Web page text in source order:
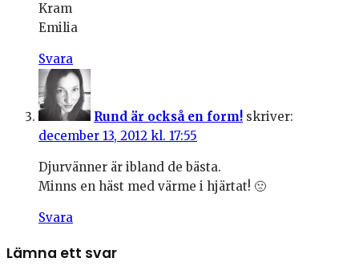
Kram
Emilia
Svara
Rund är också en form! skriver:
december 13, 2012 kl. 17:55
Djurvänner är ibland de bästa.
Minns en häst med värme i hjärtat! 🙁
Svara
Lämna ett svar